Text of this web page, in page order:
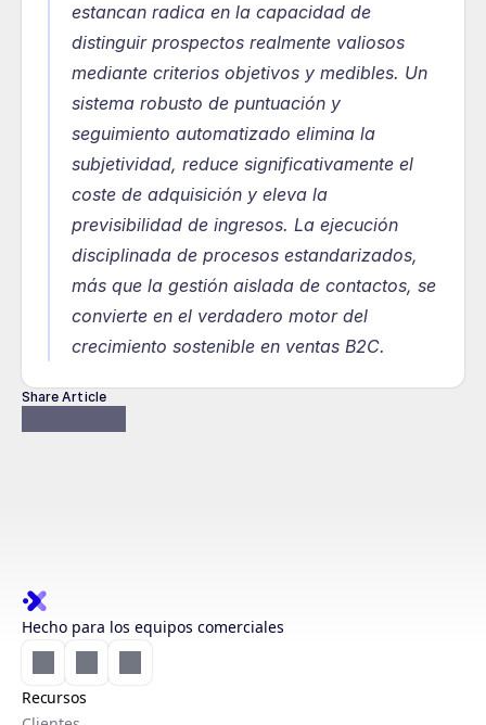
estancan radica en la capacidad de
distinguir prospectos realmente valiosos
mediante criterios objetivos y medibles. Un
sistema robusto de puntuación y
seguimiento automatizado elimina la
subjetividad, reduce significativamente el
coste de adquisición y eleva la
previsibilidad de ingresos. La ejecución
disciplinada de procesos estandarizados,
más que la gestión aislada de contactos, se
convierte en el verdadero motor del
crecimiento sostenible en ventas B2C.
Share Article
Hecho para los equipos comerciales
Recursos